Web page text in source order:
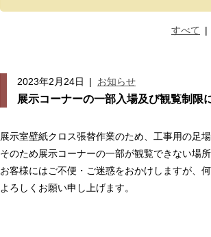
すべて |
2023年2月24日 | お知らせ
展示コーナーの一部入場及び観覧制限
展示室壁紙クロス張替作業のため、工事用の足
そのため展示コーナーの一部が観覧できない場
お客様にはご不便・ご迷惑をおかけしますが、
よろしくお願い申し上げます。